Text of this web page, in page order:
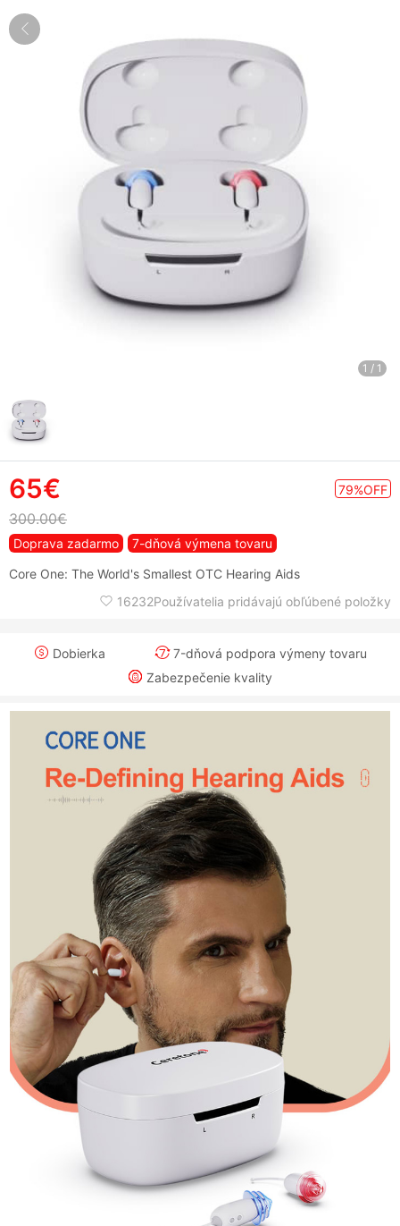
1 / 1
65€ 79%OFF
300.00€
Doprava zadarmo
7-dňová výmena tovaru
Core One: The World's Smallest OTC Hearing Aids
16232Používatelia pridávajú obľúbené položky
Dobierka
7-dňová podpora výmeny tovaru
Zabezpečenie kvality